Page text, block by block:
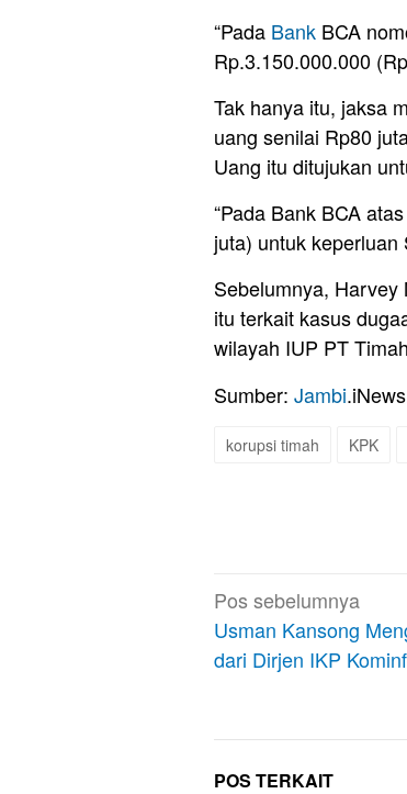
“Pada Bank BCA
Rp.3.150.000.000
Tak hanya itu, jaksa
uang senilai Rp80
Uang itu ditujukan
“Pada Bank BCA
juta) untuk keperluan
Sebelumnya, Harvey
itu terkait kasus
wilayah IUP PT
Sumber: Jambi
korupsi timah KPK
Navigasi
pos
Pos sebelumnya
Usman Kansong
dari Dirjen IKP
POS TERKAIT